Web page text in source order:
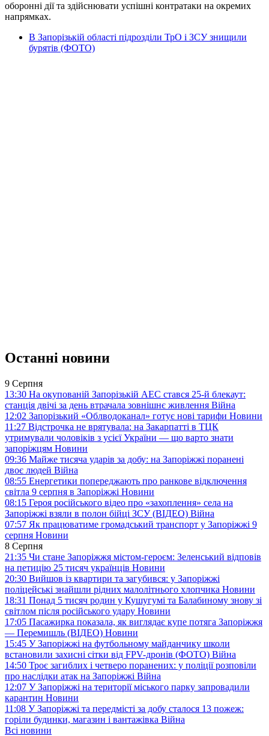
оборонні дії та здійснювати успішні контратаки на окремих
напрямках.
В Запорізькій області підрозділи ТрО і ЗСУ знищили
бурятів (ФОТО)
Останні новини
9 Серпня
13:30 На окупованій Запорізькій АЕС стався 25-й блекаут:
станція двічі за день втрачала зовнішнє живлення Війна
12:02 Запорізький «Облводоканал» готує нові тарифи Новини
11:27 Відстрочка не врятувала: на Закарпатті в ТЦК
утримували чоловіків з усієї України — що варто знати
запоріжцям Новини
09:36 Майже тисяча ударів за добу: на Запоріжжі поранені
двоє людей Війна
08:55 Енергетики попереджають про ранкове відключення
світла 9 серпня в Запоріжжі Новини
08:15 Героя російського відео про «захоплення» села на
Запоріжжі взяли в полон бійці ЗСУ (ВІДЕО) Війна
07:57 Як працюватиме громадський транспорт у Запоріжжі 9
серпня Новини
8 Серпня
21:35 Чи стане Запоріжжя містом-героєм: Зеленський відповів
на петицію 25 тисяч українців Новини
20:30 Вийшов із квартири та загубився: у Запоріжжі
поліцейські знайшли рідних малолітнього хлопчика Новини
18:31 Понад 5 тисяч родин у Кушугумі та Балабиному знову зі
світлом після російського удару Новини
17:05 Пасажирка показала, як виглядає купе потяга Запоріжжя
— Перемишль (ВІДЕО) Новини
15:45 У Запоріжжі на футбольному майданчику школи
встановили захисні сітки від FPV-дронів (ФОТО) Війна
14:50 Троє загиблих і четверо поранених: у поліції розповіли
про наслідки атак на Запоріжжі Війна
12:07 У Запоріжжі на території міського парку запровадили
карантин Новини
11:08 У Запоріжжі та передмісті за добу сталося 13 пожеж:
горіли будинки, магазин і вантажівка Війна
Всі новини